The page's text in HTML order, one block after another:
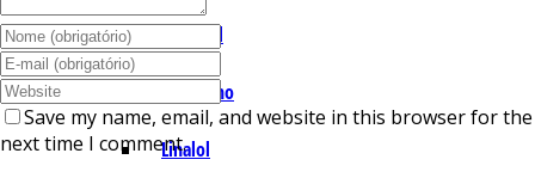
Lemonal
Limoneno
Linalol
Save my name, email, and website in this browser for the
next time I comment.